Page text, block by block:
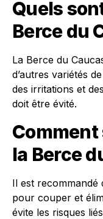
Quels
Berce du
La Berce du
d’autres variétés
des irritations et
doit être évité.
Comment
la Berce
Il est
pour couper et
évite les risques